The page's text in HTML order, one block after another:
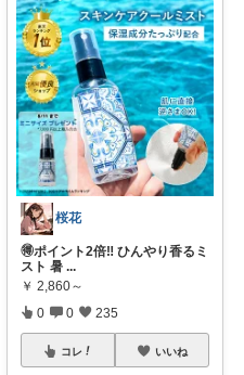
桜花
🉐ポイント2倍‼️ ひんやり香るミ
スト 暑 ...
￥ 2,860～
0 0 235
コレ いいね